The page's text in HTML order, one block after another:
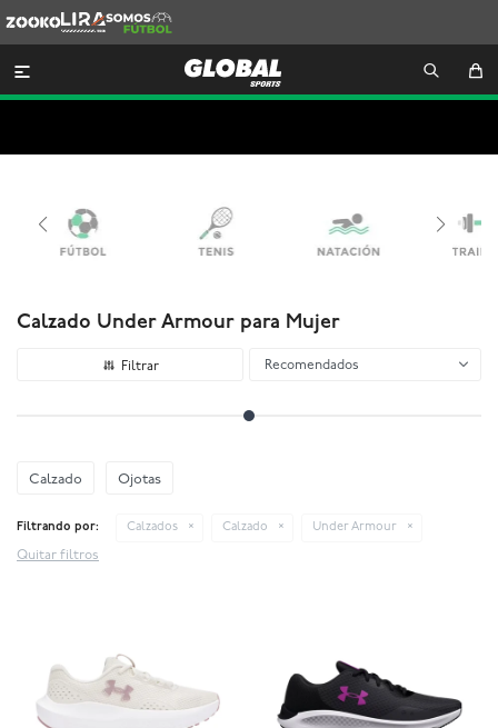
Lira
Somos
Futbol

Calzado Under Armour para Mujer
Recomendados
Calzado Ojotas
Filtrando por: Calzados Calzado Under Armour
Quitar filtros